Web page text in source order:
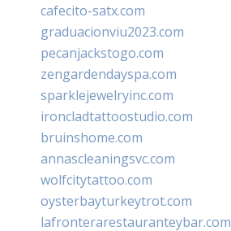
cafecito-satx.com
graduacionviu2023.com
pecanjackstogo.com
zengardendayspa.com
sparklejewelryinc.com
ironcladtattoostudio.com
bruinshome.com
annascleaningsvc.com
wolfcitytattoo.com
oysterbayturkeytrot.com
lafronterarestauranteybar.com